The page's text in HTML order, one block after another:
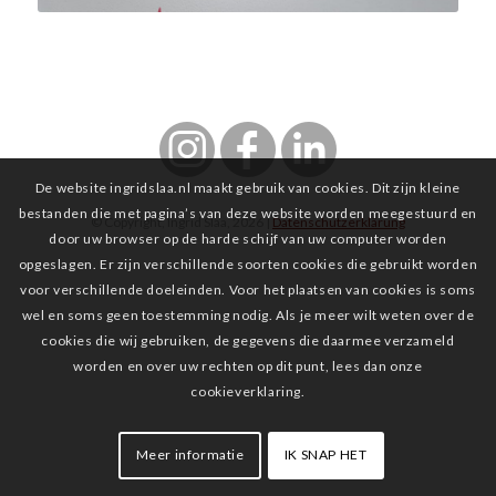
© Copyright, Ingrid Slaa, 2026 |Datenschutzerklärung
De website ingridslaa.nl maakt gebruik van cookies. Dit zijn kleine
bestanden die met pagina’s van deze website worden meegestuurd en
door uw browser op de harde schijf van uw computer worden
opgeslagen. Er zijn verschillende soorten cookies die gebruikt worden
voor verschillende doeleinden. Voor het plaatsen van cookies is soms
wel en soms geen toestemming nodig. Als je meer wilt weten over de
cookies die wij gebruiken, de gegevens die daarmee verzameld
worden en over uw rechten op dit punt, lees dan onze
cookieverklaring.
Meer informatie IK SNAP HET